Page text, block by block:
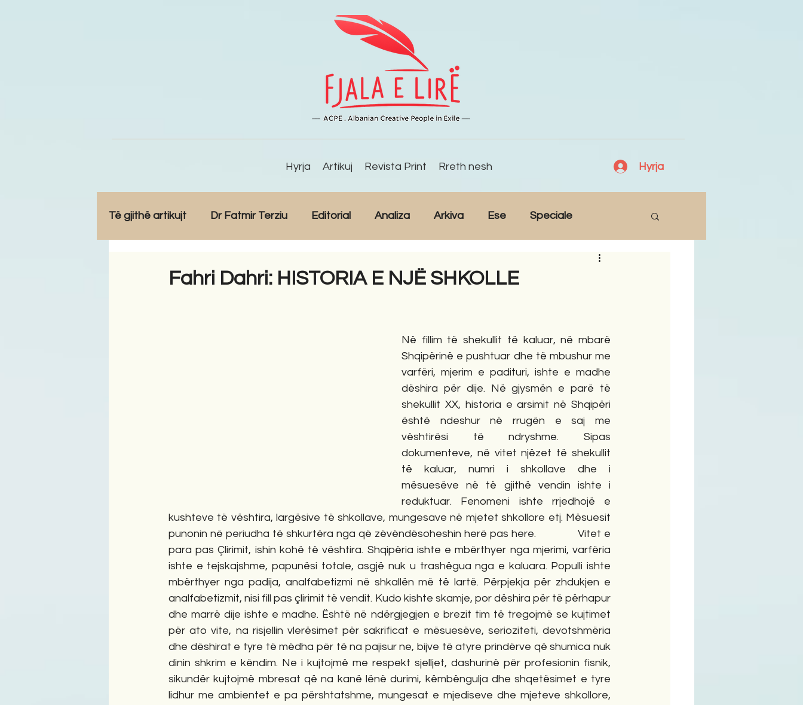
Hyrja Artikuj Revista Print Rreth nesh Hyrja
Të gjithë artikujt Dr Fatmir Terziu Editorial Analiza Arkiva Ese Speciale
Fahri Dahri: HISTORIA E NJË SHKOLLE
Në fillim të shekullit të kaluar, në mbarë
Shqipërinë e pushtuar dhe të mbushur me
varfëri, mjerim e padituri, ishte e madhe
dëshira për dije. Në gjysmën e parë të
shekullit XX, historia e arsimit në Shqipëri
është ndeshur në rrugën e saj me
vështirësi të ndryshme. Sipas
dokumenteve, në vitet njëzet të shekullit
të kaluar, numri i shkollave dhe i
mësuesëve në të gjithë vendin ishte i
reduktuar. Fenomeni ishte rrjedhojë e
kushteve të vështira, largësive të shkollave, mungesave në mjetet shkollore etj. Mësuesit
punonin në periudha të shkurtëra nga që zëvëndësoheshin herë pas here.              Vitet e
para pas Çlirimit, ishin kohë të vështira. Shqipëria ishte e mbërthyer nga mjerimi, varfëria
ishte e tejskajshme, papunësi totale, asgjë nuk u trashëgua nga e kaluara. Populli ishte
mbërthyer nga padija, analfabetizmi në shkallën më të lartë. Përpjekja për zhdukjen e
analfabetizmit, nisi fill pas çlirimit të vendit. Kudo kishte skamje, por dëshira për të përhapur
dhe marrë dije ishte e madhe. Është në ndërgjegjen e brezit tim të tregojmë se kujtimet
për ato vite, na risjellin vlerësimet për sakrificat e mësuesëve, serioziteti, devotshmëria
dhe dëshirat e tyre të mëdha për të na pajisur ne, bijve të atyre prindërve që shumica nuk
dinin shkrim e këndim. Ne i kujtojmë me respekt sjelljet, dashurinë për profesionin fisnik,
sikundër kujtojmë mbresat që na kanë lënë durimi, këmbëngulja dhe shqetësimet e tyre
lidhur me ambientet e pa përshtatshme, mungesat e mjediseve dhe mjeteve shkollore,